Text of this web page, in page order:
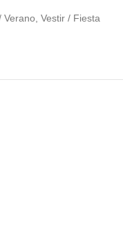
Verano Vestir / Fiesta